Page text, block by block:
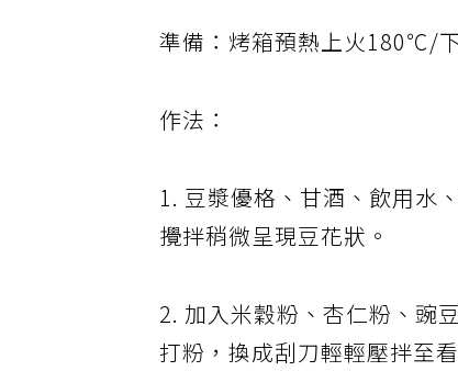
準備：烤箱預熱上火180℃/
作法：
1. 豆漿優格、甘酒、飲用水
攪拌稍微呈現豆花狀。
2. 加入米穀粉、杏仁粉、豌